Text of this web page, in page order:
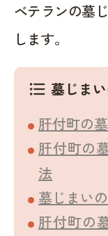
ベテランの墓
します。
format_list_bulleted 墓じま
肝付町の
肝付町の
法
墓じまい
肝付町の